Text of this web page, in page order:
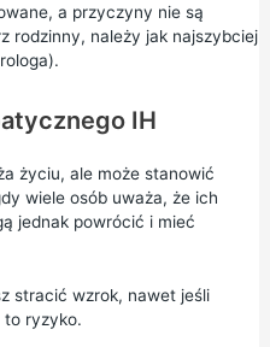
a przyczyny nie są
rodzinny, należy jak najszybciej
IH
życiu, ale może stanowić
wiele osób uważa, że ich
jednak powrócić i mieć
stracić wzrok, nawet jeśli
to ryzyko.